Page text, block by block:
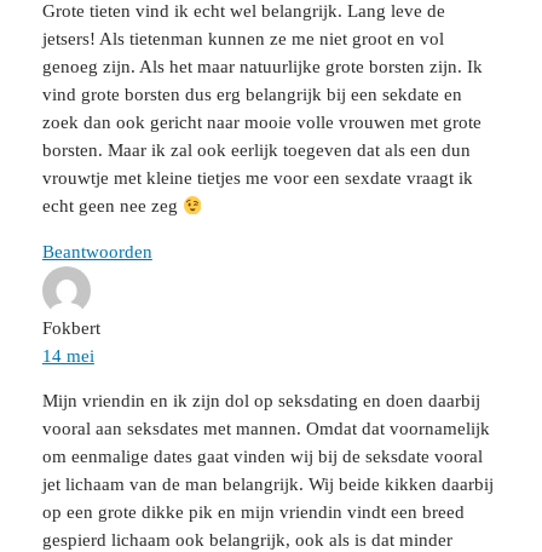
Grote tieten vind ik echt wel belangrijk. Lang leve de
jetsers! Als tietenman kunnen ze me niet groot en vol
genoeg zijn. Als het maar natuurlijke grote borsten zijn. Ik
vind grote borsten dus erg belangrijk bij een sekdate en
zoek dan ook gericht naar mooie volle vrouwen met grote
borsten. Maar ik zal ook eerlijk toegeven dat als een dun
vrouwtje met kleine tietjes me voor een sexdate vraagt ik
echt geen nee zeg
Beantwoorden
Fokbert
14 mei
Mijn vriendin en ik zijn dol op seksdating en doen daarbij
vooral aan seksdates met mannen. Omdat dat voornamelijk
om eenmalige dates gaat vinden wij bij de seksdate vooral
jet lichaam van de man belangrijk. Wij beide kikken daarbij
op een grote dikke pik en mijn vriendin vindt een breed
gespierd lichaam ook belangrijk, ook als is dat minder